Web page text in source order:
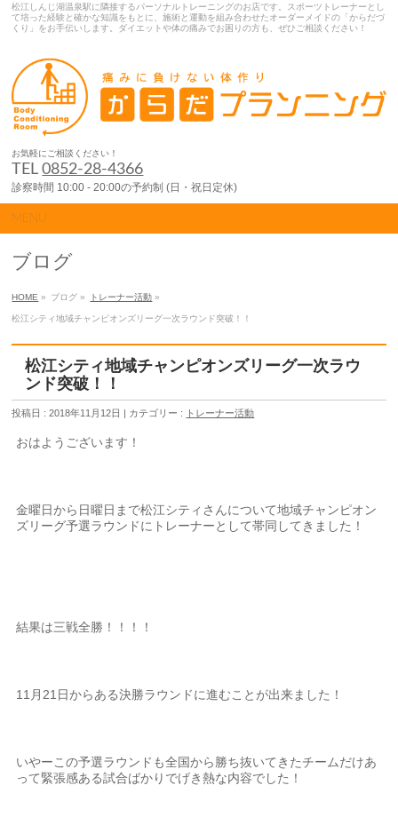
松江しんじ湖温泉駅に隣接するパーソナルトレーニングのお店です。スポーツトレーナーとし
て培った経験と確かな知識をもとに、施術と運動を組み合わせたオーダーメイドの「からだづ
くり」をお手伝いします。ダイエットや体の痛みでお困りの方も、ぜひご相談ください！
お気軽にご相談ください！
TEL0852-28-4366
診察時間 10:00 - 20:00の予約制 (日・祝日定休)
MENU
ブログ
HOME » ブログ » トレーナー活動 »
松江シティ地域チャンピオンズリーグ一次ラウンド突破！！
松江シティ地域チャンピオンズリーグ一次ラウ
ンド突破！！
投稿日 : 2018年11月12日 | カテゴリー : トレーナー活動
おはようございます！
金曜日から日曜日まで松江シティさんについて地域チャンピオン
ズリーグ予選ラウンドにトレーナーとして帯同してきました！
結果は三戦全勝！！！！
11月21日からある決勝ラウンドに進むことが出来ました！
いやーこの予選ラウンドも全国から勝ち抜いてきたチームだけあ
って緊張感ある試合ばかりでげき熱な内容でした！